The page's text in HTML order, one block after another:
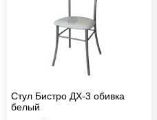
Стул Бистро ДХ-3 обивка
белый